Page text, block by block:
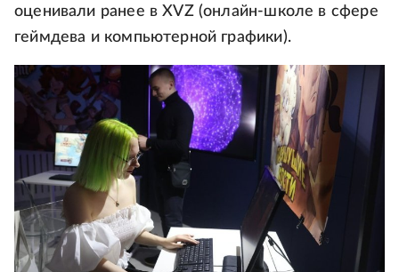
оценивали ранее в XVZ (онлайн-школе в сфере
геймдева и компьютерной графики).